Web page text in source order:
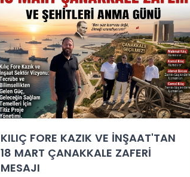
KILIÇ FORE KAZIK VE İNŞAAT'TAN
18 MART ÇANAKKALE ZAFERİ
MESAJI